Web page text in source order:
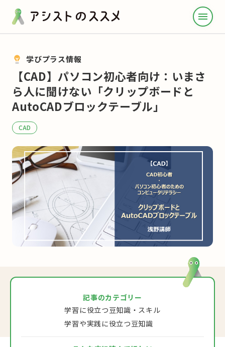
menu
学びプラス情報
【CAD】パソコン初心者向け：いまさ
ら人に聞けない「クリップボードと
AutoCADブロックテーブル」
CAD
記事のカテゴリー
学習に役立つ豆知識・スキル
学習や実践に役立つ豆知識